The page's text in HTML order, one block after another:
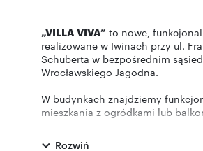
„VILLA VIVA” to nowe,
realizowane w Iwinach przy ul.
Schuberta w bezpośrednim
Wrocławskiego Jagodna.
W budynkach znajdziemy
mieszkania z ogródkami lub
Rozwiń